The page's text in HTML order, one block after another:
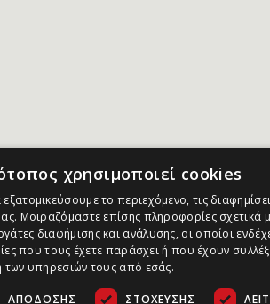
χρησιμοποιεί cookies
το περιεχόμενο, τις
Μοιραζόμαστε επίσης πληροφορίες σχετικά
διαφήμισης και ανάλυσης, οι οποίοι
που τους έχετε παράσχει ή που έχουν
των υπηρεσιών τους από εσάς.
ΑΠΌΔΟΣΗΣ ΣΤΌΧΕΥΣΗΣ